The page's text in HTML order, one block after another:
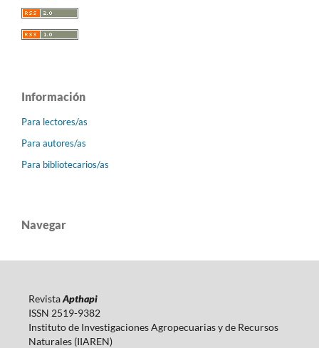
Información
Para lectores/as
Para autores/as
Para bibliotecarios/as
Navegar
RevistaApthapi
ISSN 2519-9382
Instituto de Investigaciones Agropecuarias y de Recursos
Naturales (IIAREN)